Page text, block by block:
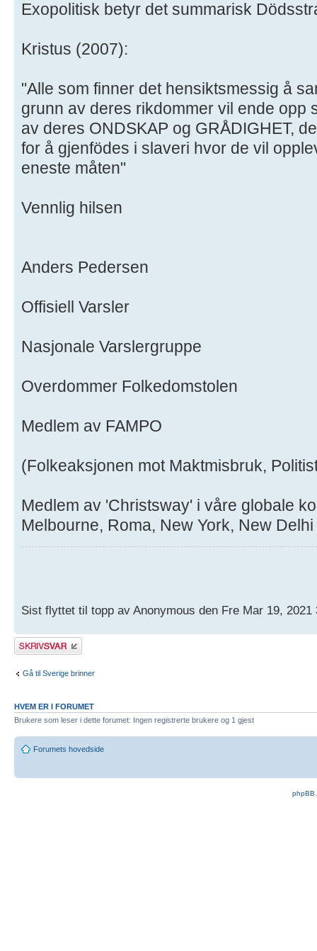
Exopolitisk betyr det summarisk
Kristus (2007):
"Alle som finner det hensiktsmessig å
grunn av deres rikdommer vil ende opp
av deres ONDSKAP og GRÅDIGHET,
for å gjenfödes i slaveri hvor de vil
eneste måten"
Vennlig hilsen
Anders Pedersen
Offisiell Varsler
Nasjonale Varslergruppe
Overdommer Folkedomstolen
Medlem av FAMPO
(Folkeaksjonen mot Maktmisbruk,
Medlem av 'Christsway' i våre globale
Melbourne, Roma, New York, New
Sist flyttet til topp av Anonymous den Fre Mar 19, 2021
Skriv et svar
Gå til Sverige brinner
HVEM ER I FORUMET
Brukere som leser i dette forumet: Ingen registrerte brukere og 1 gjest
Forumets hovedside